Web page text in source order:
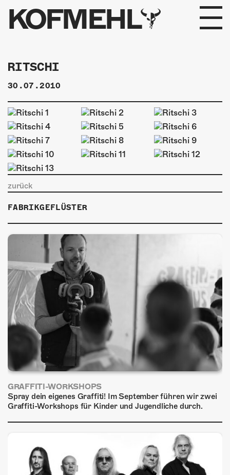
KOFMEHL
PROGRAMM
FABRIKGEFLÜSTER
GALERIE
FOTOGALERIE
PHOTOMAT
INFOS
KONTAKT
ÜBER UNS
GÖNNEREI
SHOP
MITMACHEN
RITSCHI
30.07.2010
zurück
FABRIKGEFLÜSTER
GRAFFITI-WORKSHOPS
Spray dein eigenes Graffiti! Im September führen wir zwei
Graffiti-Workshops für Kinder und Jugendliche durch.